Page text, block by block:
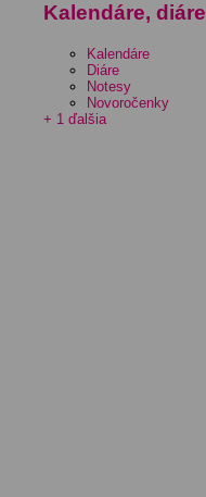
Kalendáre, diáre
Kalendáre
Diáre
Notesy
Novoročenky
+ 1 ďalšia